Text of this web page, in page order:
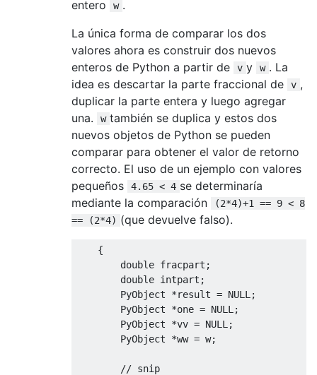
entero
w .
La única forma de comparar los dos
valores ahora es construir dos nuevos
enteros de Python a partir de
v y w . La
idea es descartar la parte fraccional de
v ,
duplicar la parte entera y luego agregar
una.
w también se duplica y estos dos
nuevos objetos de Python se pueden
comparar para obtener el valor de retorno
correcto. El uso de un ejemplo con valores
pequeños
4.65 < 4 se determinaría
mediante la comparación
(2*4)+1 == 9 < 8
== (2*4) (que devuelve falso).
{
double fracpart ;
double intpart ;
PyObject
*result = NULL ;
PyObject
*one = NULL ;
PyObject
*vv = NULL ;
PyObject
*ww = w;
// snip